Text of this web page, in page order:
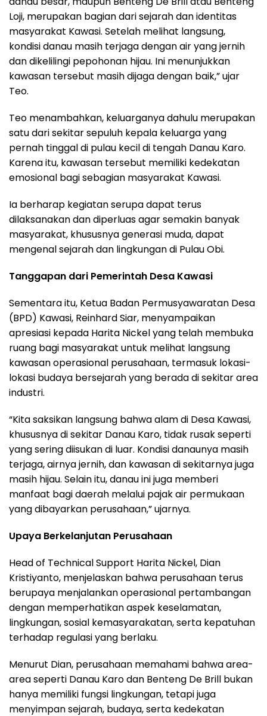
Loji, merupakan bagian dari sejarah dan identitas
masyarakat Kawasi. Setelah melihat langsung,
kondisi danau masih terjaga dengan air yang jernih
dan dikelilingi pepohonan hijau. Ini menunjukkan
kawasan tersebut masih dijaga dengan baik,” ujar
Teo.
Teo menambahkan, keluarganya dahulu merupakan
satu dari sekitar sepuluh kepala keluarga yang
pernah tinggal di pulau kecil di tengah Danau Karo.
Karena itu, kawasan tersebut memiliki kedekatan
emosional bagi sebagian masyarakat Kawasi.
Ia berharap kegiatan serupa dapat terus
dilaksanakan dan diperluas agar semakin banyak
masyarakat, khususnya generasi muda, dapat
mengenal sejarah dan lingkungan di Pulau Obi.
Tanggapan dari Pemerintah Desa Kawasi
Sementara itu, Ketua Badan Permusyawaratan Desa
(BPD) Kawasi, Reinhard Siar, menyampaikan
apresiasi kepada Harita Nickel yang telah membuka
ruang bagi masyarakat untuk melihat langsung
kawasan operasional perusahaan, termasuk lokasi-
lokasi budaya bersejarah yang berada di sekitar area
industri.
“Kita saksikan langsung bahwa alam di Desa Kawasi,
khususnya di sekitar Danau Karo, tidak rusak seperti
yang sering diisukan di luar. Kondisi danaunya masih
terjaga, airnya jernih, dan kawasan di sekitarnya juga
masih hijau. Selain itu, danau ini juga memberi
manfaat bagi daerah melalui pajak air permukaan
yang dibayarkan perusahaan,” ujarnya.
Upaya Berkelanjutan Perusahaan
Head of Technical Support Harita Nickel, Dian
Kristiyanto, menjelaskan bahwa perusahaan terus
berupaya menjalankan operasional pertambangan
dengan memperhatikan aspek keselamatan,
lingkungan, sosial kemasyarakatan, serta kepatuhan
terhadap regulasi yang berlaku.
Menurut Dian, perusahaan memahami bahwa area-
area seperti Danau Karo dan Benteng De Brill bukan
hanya memiliki fungsi lingkungan, tetapi juga
menyimpan sejarah, budaya, serta kedekatan